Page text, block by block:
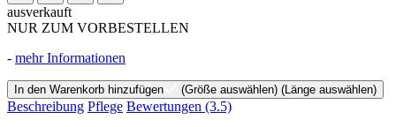
ausverkauft
NUR ZUM VORBESTELLEN
- mehr Informationen
In den Warenkorb hinzufügen (Größe auswählen) (Länge auswählen)
Beschreibung Pflege Bewertungen (3.5)